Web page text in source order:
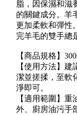
脂，因保濕和滋
的關鍵成分。羊
更加柔軟和彈性
完羊毛的雙手總
【商品規格】
【使用方法】
潔並搓揉，至軟
淨即可。
【適用範圍】
外、廚房油污手